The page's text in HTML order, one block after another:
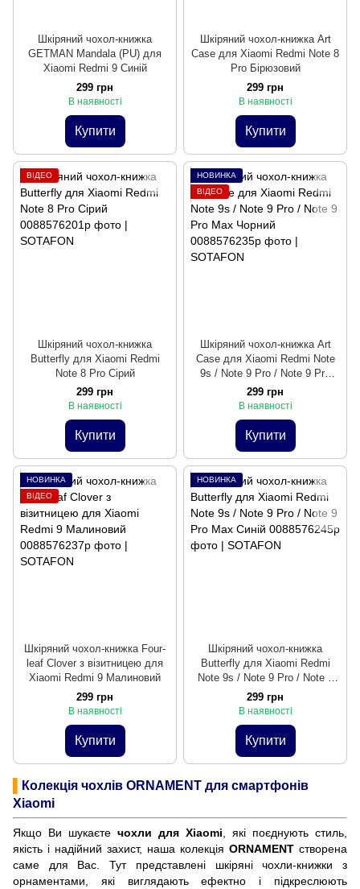
Шкіряний чохол-книжка
GETMAN Mandala (PU) для
Xiaomi Redmi 9 Синій
299 грн
В наявності
Купити
Шкіряний чохол-книжка Art
Case для Xiaomi Redmi Note 8
Pro Бірюзовий
299 грн
В наявності
Купити
ВІДЕО
Шкіряний чохол-книжка
Butterfly для Xiaomi Redmi
Note 8 Pro Сірий
299 грн
В наявності
Купити
НОВИНКА
ВІДЕО
Шкіряний чохол-книжка Art
Case для Xiaomi Redmi Note
9s / Note 9 Pro / Note 9 Pro
Max Чорний
299 грн
В наявності
Купити
НОВИНКА
ВІДЕО
Шкіряний чохол-книжка Four-
leaf Clover з візитницею для
Xiaomi Redmi 9 Малиновий
299 грн
В наявності
Купити
НОВИНКА
Шкіряний чохол-книжка
Butterfly для Xiaomi Redmi
Note 9s / Note 9 Pro / Note 9
Pro Max Синій
299 грн
В наявності
Купити
Колекція чохлів ORNAMENT для смартфонів
Xiaomi
Якщо Ви шукаєте чохли для Xiaomi , які поєднують стиль,
якість і надійний захист, наша колекція ORNAMENT створена
саме для Вас. Тут представлені шкіряні чохли-книжки з
орнаментами, які виглядають ефектно і підкреслюють